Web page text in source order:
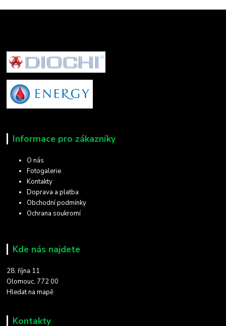
Informace pro zákazníky
O nás
Fotogalerie
Kontakty
Doprava a platba
Obchodní podmínky
Ochrana soukromí
Kde nás najdete
28. října 11
Olomouc, 772 00
Hledat na mapě
Kontakty